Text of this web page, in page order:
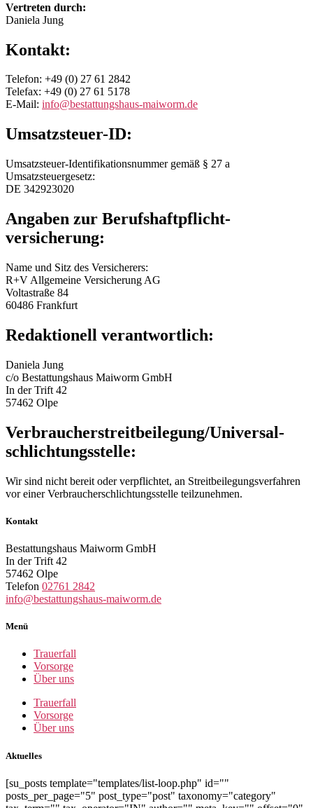
Vertreten durch:
Daniela Jung
Kontakt:
Telefon: +49 (0) 27 61 2842
Telefax: +49 (0) 27 61 5178
E-Mail: info@bestattungshaus-maiworm.de
Umsatzsteuer-ID:
Umsatzsteuer-Identifikationsnummer gemäß § 27 a
Umsatzsteuergesetz:
DE 342923020
Angaben zur Berufs­haftpflicht­
versicherung:
Name und Sitz des Versicherers:
R+V Allgemeine Versicherung AG
Voltastraße 84
60486 Frankfurt
Redaktionell verantwortlich:
Daniela Jung
c/o Bestattungshaus Maiworm GmbH
In der Trift 42
57462 Olpe
Verbraucher­streit­beilegung/Universal­
schlichtungs­stelle:
Wir sind nicht bereit oder verpflichtet, an Streitbeilegungsverfahren
vor einer Verbraucherschlichtungsstelle teilzunehmen.
Kontakt
Bestattungshaus Maiworm GmbH
In der Trift 42
57462 Olpe
Telefon 02761 2842
info@bestattungshaus-maiworm.de
Menü
Trauerfall
Vorsorge
Über uns
Trauerfall
Vorsorge
Über uns
Aktuelles
[su_posts template="templates/list-loop.php" id=""
posts_per_page="5" post_type="post" taxonomy="category"